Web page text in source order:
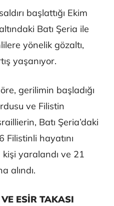
başlattığı Ekim
Batı Şeria ile
yönelik gözaltı,
yaşanıyor.
gerilimin başladığı
ve Filistin
Batı Şeria’daki
Filistinli hayatını
yaralandı ve 21
alındı.
ESİR TAKASI